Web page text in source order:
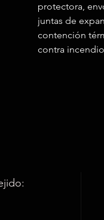
protectora,
juntas de
contención
contra